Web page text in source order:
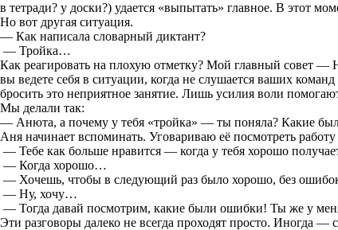
в тетради? у доски?) удается «выпытать» главное. В этот
Но вот другая ситуация.
— Как написала словарный диктант?
— Тройка…
Как реагировать на плохую отметку? Мой главный совет
вы ведете себя в ситуации, когда не слушается ваших команд
бросить это неприятное занятие. Лишь усилия воли
Мы делали так:
— Анюта, а почему у тебя «тройка» — ты поняла? Какие
Аня начинает вспоминать. Уговариваю её посмотреть
— Тебе как больше нравится — когда у тебя хорошо
— Когда хорошо…
— Хочешь, чтобы в следующий раз было хорошо, без
— Ну, хочу…
— Тогда давай посмотрим, какие были ошибки! Ты же у
Эти разговоры далеко не всегда проходят просто. Иногда —